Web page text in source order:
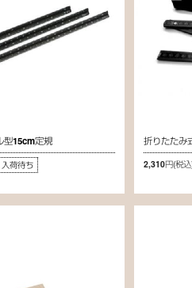
型15cm定規
入荷待ち
折りたたみ
2,310円(税